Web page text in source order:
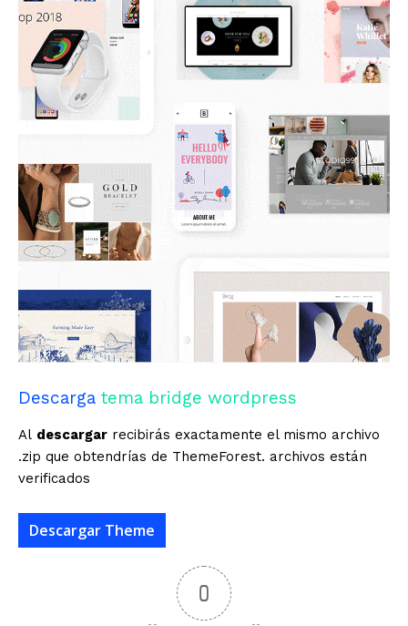
Descarga tema bridge wordpress
Al descargar recibirás exactamente el mismo archivo
.zip que obtendrías de ThemeForest. archivos están
verificados
Descargar Theme
0